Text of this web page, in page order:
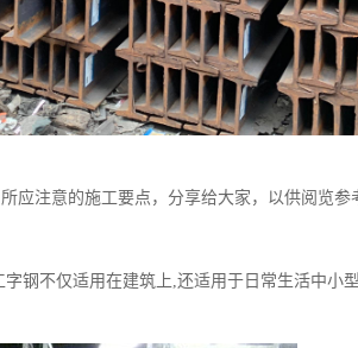
应注意的施工要点，分享给大家，以供阅览参
钢不仅适用在建筑上,还适用于日常生活中小